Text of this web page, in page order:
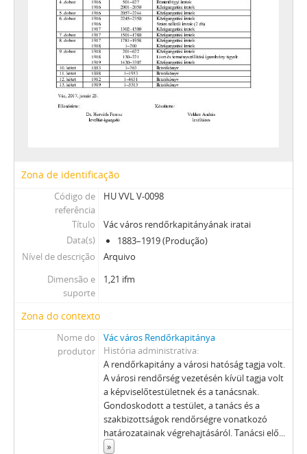
Zona de identificação
Código de
referência
HU VVL V-0098
Título
Vác város rendőrkapitányának iratai
Data(s)
1883–1919 (Produção)
Nível de descrição
Arquivo
Dimensão e
suporte
1,21 ifm
Zona do contexto
Nome do
produtor
Vác város Rendőrkapitánya
História administrativa
A rendőrkapitány a városi hatóság tagja volt.
A városi rendőrség vezetésén kívül tagja volt
a képviselőtestületnek és a tanácsnak.
Gondoskodott a testület, a tanács és a
szakbizottságok rendőrségre vonatkozó
határozatainak végrehajtásáról. Tanácsi elő...
»